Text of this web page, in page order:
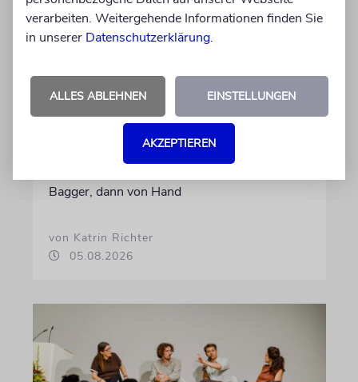
ERFURT
Schicht um Schicht
Dort, wo eben noch Parkplätze waren, wird
seit wenigen Tagen nach einem Stück
Bagger, dann von Hand
von Katrin Richter
05.08.2026
verarbeiten. Weitergehende Informationen finden Sie
in unserer Datenschutzerklärung.
ALLES ABLEHNEN EINSTELLUNGEN
AKZEPTIEREN